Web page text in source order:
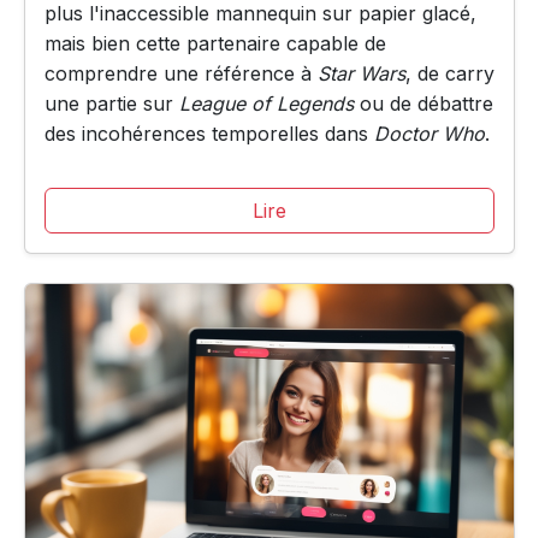
plus l'inaccessible mannequin sur papier glacé,
mais bien cette partenaire capable de
comprendre une référence à Star Wars, de carry
une partie sur League of Legendsou de débattre
des incohérences temporelles dans Doctor Who.
Lire